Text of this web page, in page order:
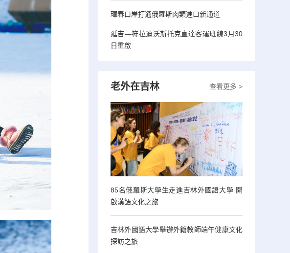
琿春口岸打通俄羅斯肉類進口新通道
延吉—符拉迪沃斯托克直達客運班線3月30
日重啟
查看更多 >
老外在吉林
85名俄羅斯大學生走進吉林外國語大學 開
啟漢語文化之旅
吉林外國語大學舉辦外籍教師端午健康文化
探訪之旅